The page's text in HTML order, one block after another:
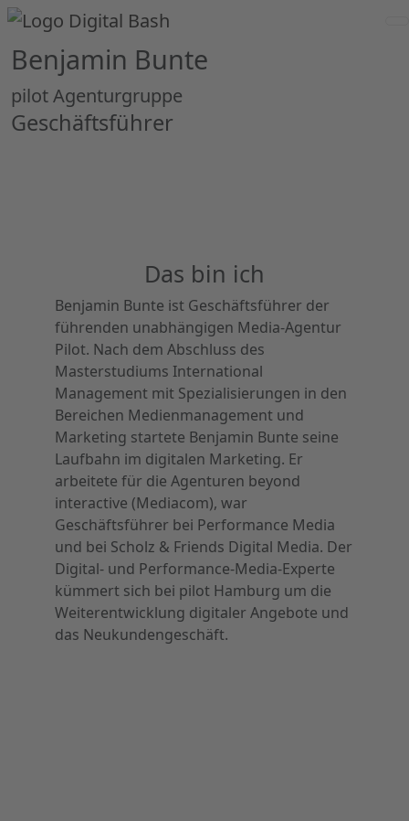
Benjamin Bunte
pilot Agenturgruppe
Geschäftsführer
Das bin ich
Benjamin Bunte ist Geschäftsführer der
führenden unabhängigen Media-Agentur
Pilot. Nach dem Abschluss des
Masterstudiums International
Management mit Spezialisierungen in den
Bereichen Medienmanagement und
Marketing startete Benjamin Bunte seine
Laufbahn im digitalen Marketing. Er
arbeitete für die Agenturen beyond
interactive (Mediacom), war
Geschäftsführer bei Performance Media
und bei Scholz & Friends Digital Media. Der
Digital- und Performance-Media-Experte
kümmert sich bei pilot Hamburg um die
Weiterentwicklung digitaler Angebote und
das Neukundengeschäft.